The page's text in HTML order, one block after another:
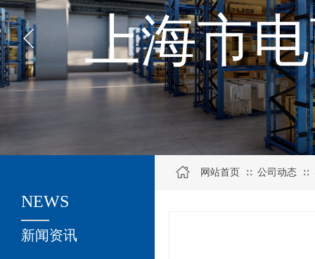
上海市
关于我们
新闻资讯
NEWS
网站首页 ∷ 公司动态 ∷